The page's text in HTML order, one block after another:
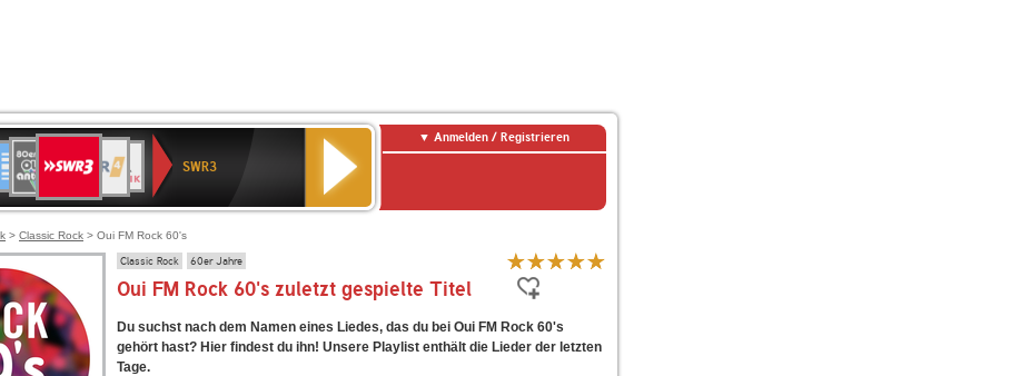
80er
90er
OLDIE
ANTENNE
4
KLASSIK
SWR
Kultur
NDR
2
SWR3
Anmelden / Registrieren
> Classic Rock > Oui FM Rock 60's
Classic Rock 60er Jahre
Oui FM Rock 60's zuletzt gespielte Titel
Du suchst nach dem Namen eines Liedes, das du bei Oui FM Rock 60's
gehört hast? Hier findest du ihn! Unsere Playlist enthält die Lieder der letzten
Tage.